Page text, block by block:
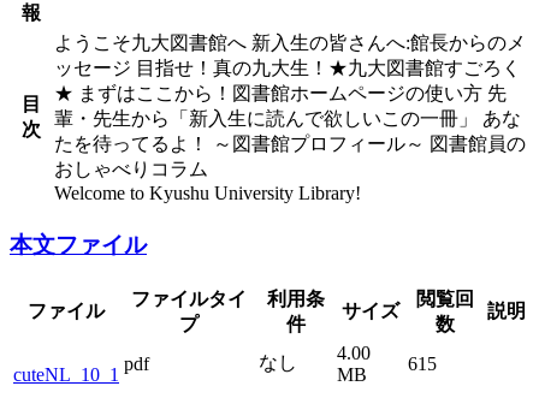
報
目
次
ようこそ九大図書館へ 新入生の皆さんへ:館長からのメ
ッセージ 目指せ！真の九大生！★九大図書館すごろく
★ まずはここから！図書館ホームページの使い方 先
輩・先生から「新入生に読んで欲しいこの一冊」 あな
たを待ってるよ！ ～図書館プロフィール～ 図書館員の
おしゃべりコラム
Welcome to Kyushu University Library!
本文ファイル
ファイル
ファイルタイ
プ
利用条
件
サイズ
閲覧回
数
説明
cuteNL_10_1
pdf なし
4.00
MB
615